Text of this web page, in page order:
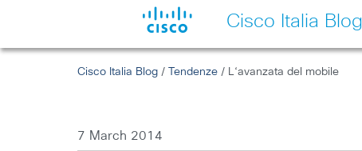
Cisco Italia Blog
Cisco Italia Blog / Tendenze / L‘avanzata del mobile
7 March 2014